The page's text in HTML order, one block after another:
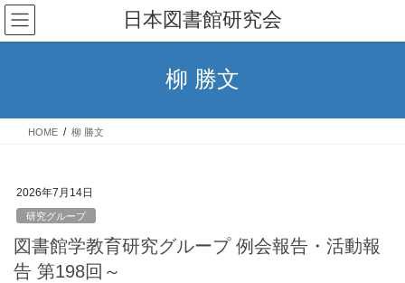
コ
ン
テ
ス
ナ
ビ
ゲ
ン
日本図書館研究会
柳 勝文
HOME 柳 勝文
2026年7月14日
研究グループ
図書館学教育研究グループ 例会報告・活動報
告 第198回～